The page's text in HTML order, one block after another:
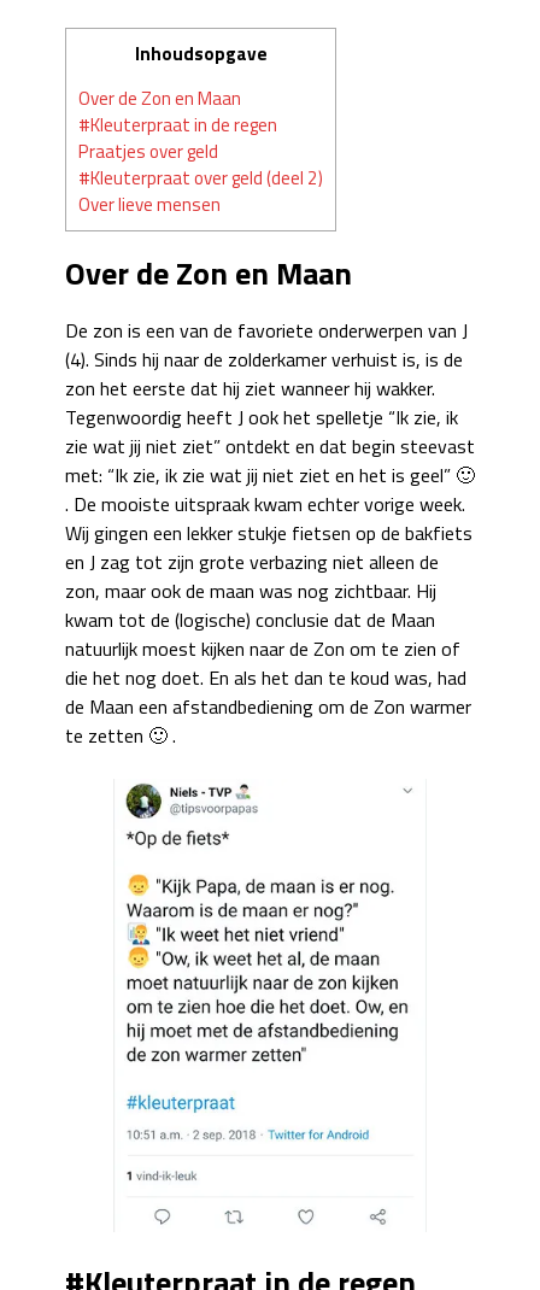
Inhoudsopgave
Over de Zon en Maan
#Kleuterpraat in de regen
Praatjes over geld
#Kleuterpraat over geld (deel 2)
Over lieve mensen
Over de Zon en Maan
De zon is een van de favoriete onderwerpen van J
(4). Sinds hij naar de zolderkamer verhuist is, is de
zon het eerste dat hij ziet wanneer hij wakker.
Tegenwoordig heeft J ook het spelletje “Ik zie, ik
zie wat jij niet ziet” ontdekt en dat begin steevast
met: “Ik zie, ik zie wat jij niet ziet en het is geel” 🙂
. De mooiste uitspraak kwam echter vorige week.
Wij gingen een lekker stukje fietsen op de bakfiets
en J zag tot zijn grote verbazing niet alleen de
zon, maar ook de maan was nog zichtbaar. Hij
kwam tot de (logische) conclusie dat de Maan
natuurlijk moest kijken naar de Zon om te zien of
die het nog doet. En als het dan te koud was, had
de Maan een afstandbediening om de Zon warmer
te zetten 🙂 .